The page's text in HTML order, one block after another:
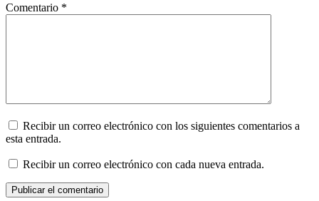
Comentario *
Recibir un correo electrónico con los siguientes comentarios a
esta entrada.
Recibir un correo electrónico con cada nueva entrada.